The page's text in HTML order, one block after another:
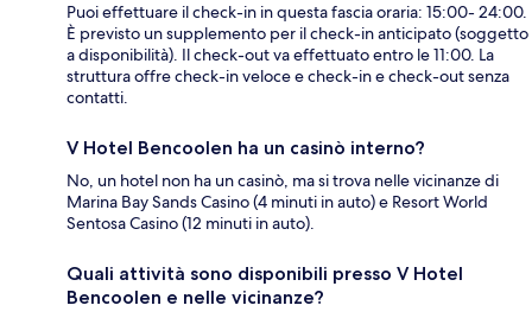
Puoi effettuare il check-in in questa fascia oraria: 15:00- 24:00.
È previsto un supplemento per il check-in anticipato (soggetto
a disponibilità). Il check-out va effettuato entro le 11:00. La
struttura offre check-in veloce e check-in e check-out senza
contatti.
V Hotel Bencoolen ha un casinò interno?
No, un hotel non ha un casinò, ma si trova nelle vicinanze di
Marina Bay Sands Casino (4 minuti in auto) e Resort World
Sentosa Casino (12 minuti in auto).
Quali attività sono disponibili presso V Hotel
Bencoolen e nelle vicinanze?